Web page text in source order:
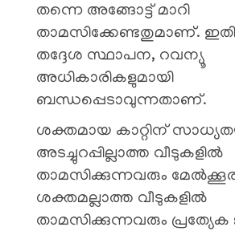
തന്നെ അങ്ങോട്ട് മാറി
താമസിക്കേണ്ടതുമാണ്.
തദ്ദേശ സ്ഥാപന, റവന്യൂ
അധികാരികളുമായി
ബന്ധപ്പെടാവുന്നതാണ്.
ശക്തമായ കാറ്റിന്
അടച്ചുറപ്പില്ലാത്ത വീടുകളിൽ
താമസിക്കുന്നവരും
ശക്തമല്ലാത്ത വീടുകളിൽ
താമസിക്കുന്നവരും പ്രത്യേക